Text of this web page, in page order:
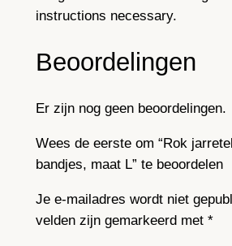
a
L
t
a
instructions necessary.
Beoordelingen
Er zijn nog geen beoordelingen.
Wees de eerste om “Rok
bandjes, maat L” te beoordelen
Je e-mailadres wordt niet
velden zijn gemarkeerd met *